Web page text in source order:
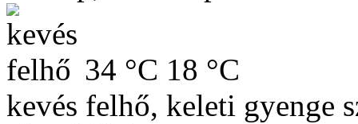
34 °C 18 °C
kevés felhő, keleti gyenge